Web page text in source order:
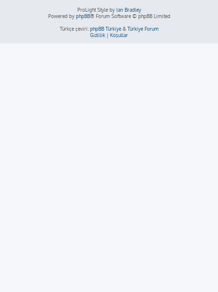
ProLight Style by Ian Bradley
Powered by phpBB® Forum Software © phpBB Limited
Türkçe çeviri: phpBB Türkiye& Türkiye Forum
Gizlilik | Koşullar